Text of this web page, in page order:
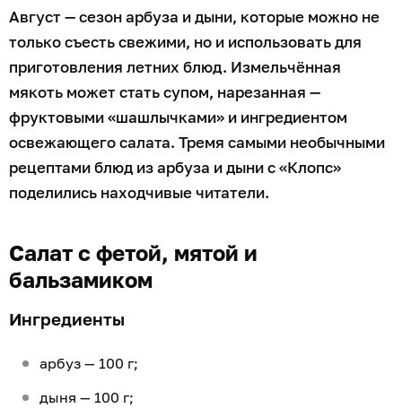
Август — сезон арбуза и дыни, которые можно не
только съесть свежими, но и использовать для
приготовления летних блюд. Измельчённая
мякоть может стать супом, нарезанная —
фруктовыми «шашлычками» и ингредиентом
освежающего салата. Тремя самыми необычными
рецептами блюд из арбуза и дыни с «Клопс»
поделились находчивые читатели.
Салат с фетой, мятой и
бальзамиком
Ингредиенты
арбуз — 100 г;
дыня — 100 г;